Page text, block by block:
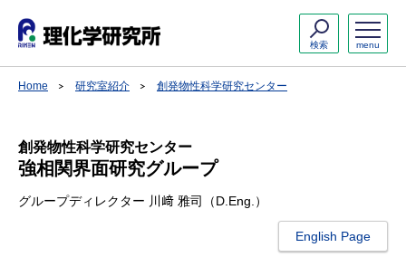
menu
検索
Home 研究室紹介 創発物性科学研究センター
創発物性科学研究センター
強相関界面研究グループ
グループディレクター 川﨑 雅司（D.Eng.）
English Page